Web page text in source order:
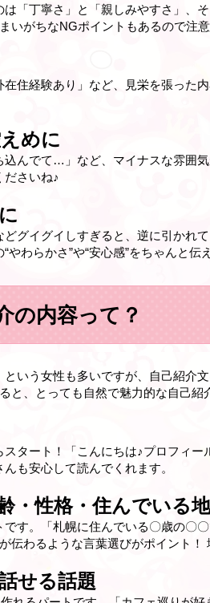
「丁寧さ」と「親しみやすさ」、
いがちなNGポイントもあるので注意
在住経験あり」など、見栄を張っ
めに
んでて…」など、マイナスな雰囲
ださいね♪
グイグイしすぎると、逆に引かれ
やわらかさ”や“安心感”をちゃんと
の内容って？
いう女性も多いですが、自己紹介
と、とっても自然で魅力的な自己紹
タート！「こんにちは♪プロフィ
も安心して読んでくれます。
性格・住んでいる地
す。「札幌に住んでいる〇歳の〇
伝わるような言葉選びがポイント！
せる話題